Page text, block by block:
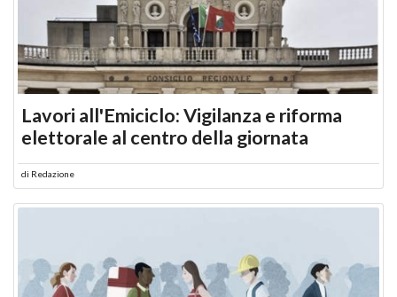
Lavori all'Emiciclo: Vigilanza e riforma
elettorale al centro della giornata
di Redazione